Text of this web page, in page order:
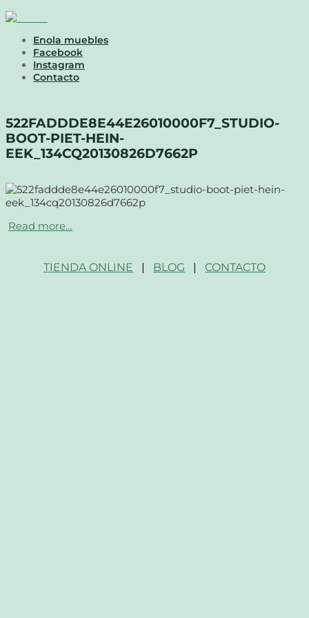
Enola muebles
Facebook
Instagram
Contacto
522FADDDE8E44E26010000F7_STUDIO-
BOOT-PIET-HEIN-
EEK_134CQ20130826D7662P
Read more…
TIENDA ONLINE | BLOG | CONTACTO